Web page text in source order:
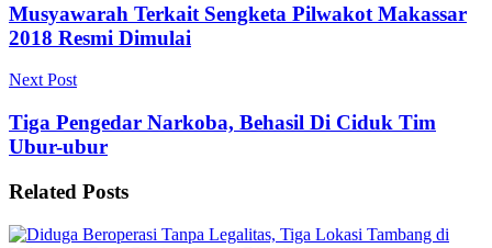
Musyawarah Terkait Sengketa Pilwakot Makassar
2018 Resmi Dimulai
Next Post
Tiga Pengedar Narkoba, Behasil Di Ciduk Tim
Ubur-ubur
Related Posts